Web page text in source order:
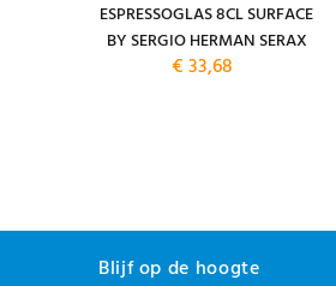
ESPRESSOGLAS 8CL SURFACE
BY SERGIO HERMAN SERAX
€ 33,68
Blijf op de hoogte